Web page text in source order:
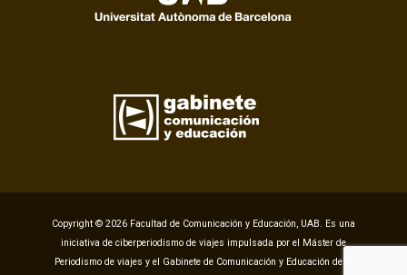
Copyright © 2026 Facultad de Comunicación y Educación, UAB. Es una
iniciativa de ciberperiodismo de viajes impulsada por el Máster de
Periodismo de viajes y el Gabinete de Comunicación y Educación de la